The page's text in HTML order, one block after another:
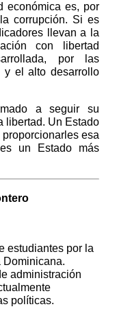
económica es, por
corrupción. Si es
llevan a la
con libertad
por las
y el alto desarrollo
a seguir su
libertad. Un Estado
esa
un Estado más
Montero
estudiantes por la
Dominicana.
administración
políticas.